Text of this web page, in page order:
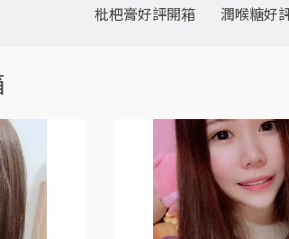
枇杷膏好評開箱
潤喉糖好